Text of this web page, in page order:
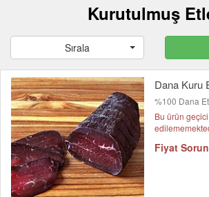
Kurutulmuş
Sırala
Dana Kuru
%100 Dana
Bu ürün
Fiyat